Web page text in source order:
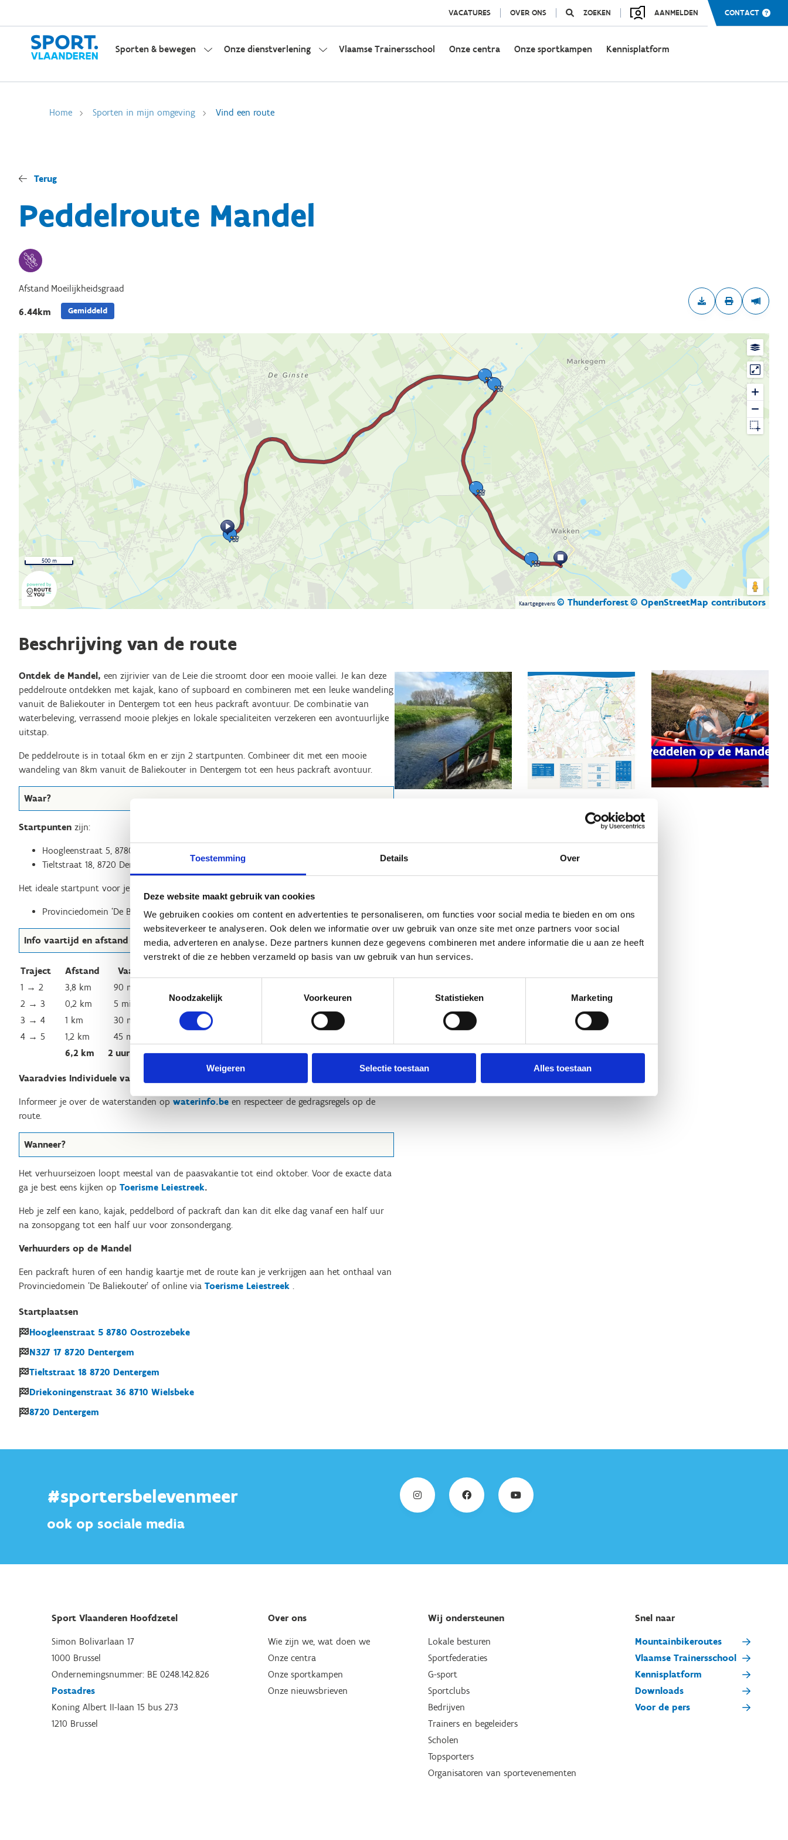
Toestemming Details Over
Deze website maakt gebruik van cookies
We gebruiken cookies om content en advertenties te personaliseren, om functies voor social media te bieden en om ons
websiteverkeer te analyseren. Ook delen we informatie over uw gebruik van onze site met onze partners voor social
media, adverteren en analyse. Deze partners kunnen deze gegevens combineren met andere informatie die u aan ze heeft
verstrekt of die ze hebben verzameld op basis van uw gebruik van hun services.
Toestemmingsselectie
Noodzakelijk
Voorkeuren Statistieken Marketing
Weigeren Selectie toestaan Alles toestaan
VACATURES OVER ONS ZOEKEN AANMELDEN CONTACT
Sporten & bewegen Onze dienstverlening Vlaamse Trainersschool Onze centra Onze sportkampen Kennisplatform
Home Sporten in mijn omgeving Vind een route
Terug
Peddelroute Mandel
Afstand
6.44km
Moeilijkheidsgraad
Gemiddeld
Kaartgegevens © Thunderforest© OpenStreetMap contributors
500 m
Beschrijving van de route
Ontdek de Mandel, een zijrivier van de Leie die stroomt door een mooie vallei. Je kan deze
peddelroute ontdekken met kajak, kano of supboard en combineren met een leuke wandeling
vanuit de Baliekouter in Dentergem tot een heus packraft avontuur. De combinatie van
waterbeleving, verrassend mooie plekjes en lokale specialiteiten verzekeren een avontuurlijke
uitstap.
De peddelroute is in totaal 6km en er zijn 2 startpunten. Combineer dit met een mooie
wandeling van 8km vanuit de Baliekouter in Dentergem tot een heus packraft avontuur.
Waar?
Startpunten zijn:
Hoogleenstraat 5, 8780 Oostrozebeke
Tieltstraat 18, 8720 Dentergem
Het ideale startpunt voor je packraft avontuur is:
Provinciedomein ‘De Baliekouter’, Ommegangstraat, 8720 Wakken
Info vaartijd en afstand
Traject Afstand
Vaartijd
1 → 2
3,8 km
90 min
2 → 3
0,2 km
5 min
3 → 4
1 km
30 min
4 → 5
1,2 km
45 min
6,2 km
2 uur 50 min
Vaaradvies Individuele vaarders
Informeer je over de waterstanden op waterinfo.be en respecteer de gedragsregels op de
route.
Wanneer?
Het verhuurseizoen loopt meestal van de paasvakantie tot eind oktober. Voor de exacte data
ga je best eens kijken op Toerisme Leiestreek.
Heb je zelf een kano, kajak, peddelbord of packraft dan kan dit elke dag vanaf een half uur
na zonsopgang tot een half uur voor zonsondergang.
Verhuurders op de Mandel
Een packraft huren of een handig kaartje met de route kan je verkrijgen aan het onthaal van
Provinciedomein ‘De Baliekouter’ of online via Toerisme Leiestreek .
Startplaatsen
Hoogleenstraat 5 8780 Oostrozebeke
N327 17 8720 Dentergem
Tieltstraat 18 8720 Dentergem
Driekoningenstraat 36 8710 Wielsbeke
8720 Dentergem
#sportersbelevenmeer
ook op sociale media
Sport Vlaanderen Hoofdzetel
Simon Bolivarlaan 17
1000 Brussel
Ondernemingsnummer: BE 0248.142.826
Postadres
Koning Albert II-laan 15 bus 273
1210 Brussel
Over ons
Wie zijn we, wat doen we
Onze centra
Onze sportkampen
Onze nieuwsbrieven
Wij ondersteunen
Lokale besturen
Sportfederaties
G-sport
Sportclubs
Bedrijven
Trainers en begeleiders
Scholen
Topsporters
Organisatoren van sportevenementen
Snel naar
Mountainbikeroutes
Vlaamse Trainersschool
Kennisplatform
Downloads
Voor de pers